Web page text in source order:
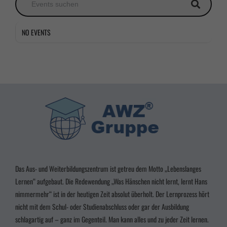
NO EVENTS
Das Aus- und Weiterbildungszentrum ist getreu dem Motto „Lebenslanges
Lernen“ aufgebaut. Die Redewendung „Was Hänschen nicht lernt, lernt Hans
nimmermehr“ ist in der heutigen Zeit absolut überholt. Der Lernprozess hört
nicht mit dem Schul- oder Studienabschluss oder gar der Ausbildung
schlagartig auf – ganz im Gegenteil. Man kann alles und zu jeder Zeit lernen.